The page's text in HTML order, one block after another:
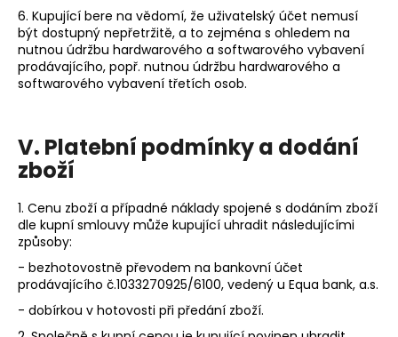
6. Kupující bere na vědomí, že uživatelský účet nemusí
být dostupný nepřetržitě, a to zejména s ohledem na
nutnou údržbu hardwarového a softwarového vybavení
prodávajícího, popř. nutnou údržbu hardwarového a
softwarového vybavení třetích osob.
V. Platební podmínky a dodání
zboží
1. Cenu zboží a případné náklady spojené s dodáním zboží
dle kupní smlouvy může kupující uhradit následujícími
způsoby:
- bezhotovostně převodem na bankovní účet
prodávajícího č.1033270925/6100, vedený u Equa bank, a.s.
- dobírkou v hotovosti při předání zboží.